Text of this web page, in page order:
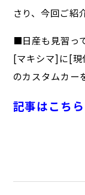
さり、今回ご紹
■日産も見習っ
[マキシマ]に[
のカスタムカー
記事はこち